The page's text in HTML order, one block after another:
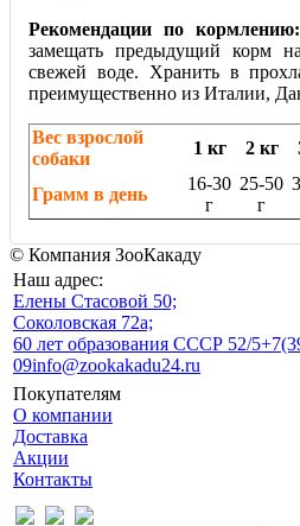
Рекомендации по кормлению:
замещать предыдущий корм
свежей воде. Хранить в
преимущественно из Италии,
Вес взрослой
собаки
1 кг 2 кг
Грамм в день
16-30
г
25-50
г
© Компания ЗооКакаду
Наш адрес:
Eлены Стасовой 50;
Соколовская 72а;
60 лет образования СССР 52/5
09info@zookakadu24.ru
Покупателям
О компании
Доставка
Акции
Контакты